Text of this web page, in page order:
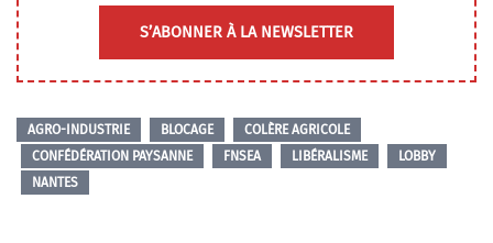
S’ABONNER À LA NEWSLETTER
AGRO-INDUSTRIE BLOCAGE
COLÈRE AGRICOLE
CONFÉDÉRATION PAYSANNE
FNSEA LIBÉRALISME
LOBBY
NANTES